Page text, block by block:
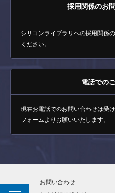
採用関係のお
シリコンライブラリへの採用関係の
ください。
電話での
現在お電話でのお問い合わせは受け
フォームよりお願いいたします。
お問い合わせ